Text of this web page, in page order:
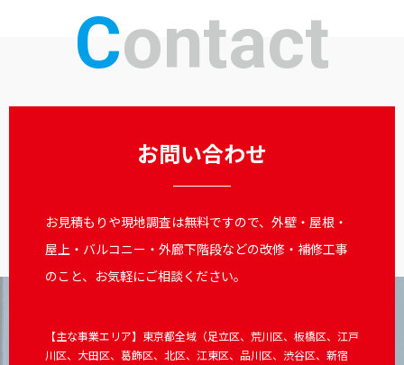
Contact
お問い合わせ
お見積もりや現地調査は無料ですので、外壁・屋根・
屋上・バルコニー・外廊下階段などの改修・補修工事
のこと、お気軽にご相談ください。
【主な事業エリア】東京都全域（足立区、荒川区、板橋区、江戸
川区、大田区、葛飾区、北区、江東区、品川区、渋谷区、新宿